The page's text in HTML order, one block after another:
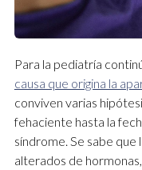
Para la pediatría
causa que origina la
conviven varias
fehaciente hasta la
síndrome. Se sabe que
alterados de